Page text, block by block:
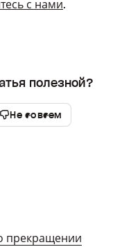
с нами.
полезной?
Не совсем
прекращении